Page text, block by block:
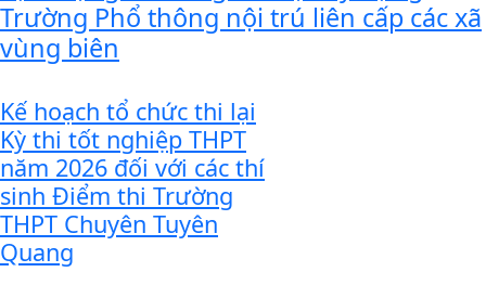
Trường Phổ thông nội trú liên cấp các xã
vùng biên
Kế hoạch tổ chức thi lại
Kỳ thi tốt nghiệp THPT
năm 2026 đối với các thí
sinh Điểm thi Trường
THPT Chuyên Tuyên
Quang